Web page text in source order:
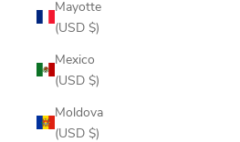
Mayotte
(USD $)
Mexico
(USD $)
Moldova
(USD $)